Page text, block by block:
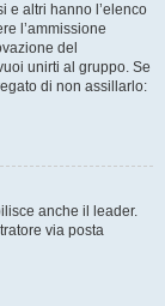
e altri hanno l’elenco
l’ammissione
del
unirti al gruppo. Se
di non assillarlo:
anche il leader.
via posta